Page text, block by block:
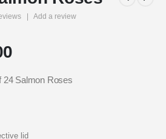
Add a review
24 Salmon Roses
lid